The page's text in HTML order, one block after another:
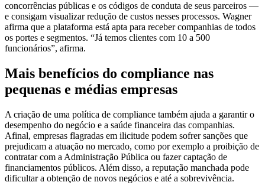
concorrências públicas e os códigos de conduta de seus parceiros —
e consigam visualizar redução de custos nesses processos. Wagner
afirma que a plataforma está apta para receber companhias de todos
os portes e segmentos. “Já temos clientes com 10 a 500
funcionários”, afirma.
Mais benefícios do compliance nas
pequenas e médias empresas
A criação de uma política de compliance também ajuda a garantir o
desempenho do negócio e a saúde financeira das companhias.
Afinal, empresas flagradas em ilicitude podem sofrer sanções que
prejudicam a atuação no mercado, como por exemplo a proibição de
contratar com a Administração Pública ou fazer captação de
financiamentos públicos. Além disso, a reputação manchada pode
dificultar a obtenção de novos negócios e até a sobrevivência.